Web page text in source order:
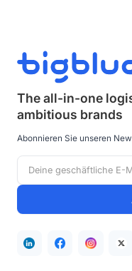
The all-in-one
ambitious brands
Abonnieren Sie unseren